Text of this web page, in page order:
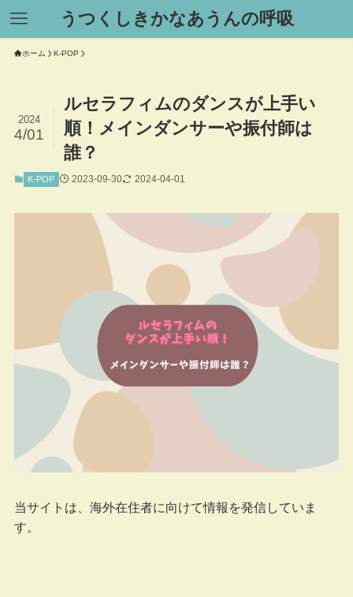
うつくしきかなあうんの呼吸
ホーム K-POP
ルセラフィムのダンスが上手い
順！メインダンサーや振付師は
誰？
2024
4/01
K-POP 2023-09-30 2024-04-01
当サイトは、海外在住者に向けて情報を発信していま
す。